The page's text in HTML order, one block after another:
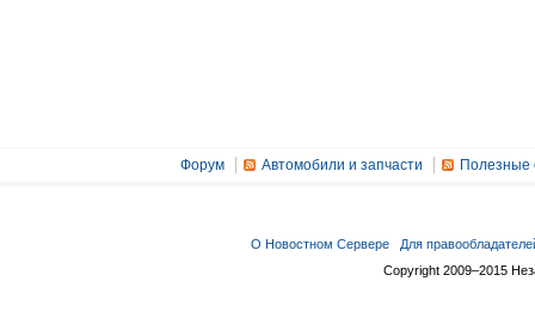
Форум Автомобили и запчасти Полезные
О Новостном Сервере
Для
Copyright 2009–2015